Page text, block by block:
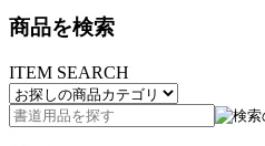
商品を検索
ITEM SEARCH